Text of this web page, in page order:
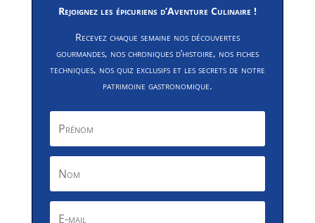
Rejoignez les épicuriens d’Aventure Culinaire !
Recevez chaque semaine nos découvertes
gourmandes, nos chroniques d’histoire, nos fiches
techniques, nos quiz exclusifs et les secrets de notre
patrimoine gastronomique.